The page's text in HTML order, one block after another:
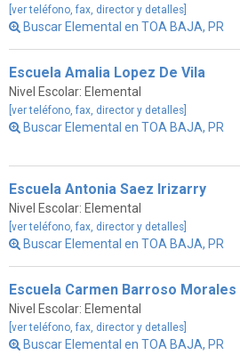
[ver teléfono, fax, director y detalles]
Buscar Elemental en TOA BAJA, PR
Escuela Amalia Lopez De Vila
Nivel Escolar: Elemental
[ver teléfono, fax, director y detalles]
Buscar Elemental en TOA BAJA, PR
Escuela Antonia Saez Irizarry
Nivel Escolar: Elemental
[ver teléfono, fax, director y detalles]
Buscar Elemental en TOA BAJA, PR
Escuela Carmen Barroso Morales
Nivel Escolar: Elemental
[ver teléfono, fax, director y detalles]
Buscar Elemental en TOA BAJA, PR